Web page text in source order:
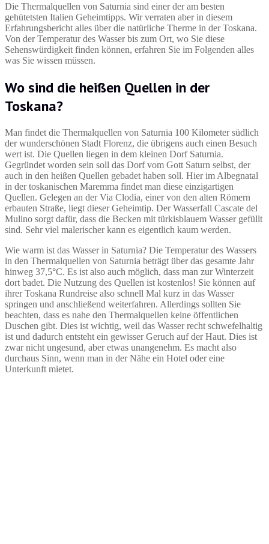
Die Thermalquellen von Saturnia sind einer der am besten
gehütetsten Italien Geheimtipps. Wir verraten aber in diesem
Erfahrungsbericht alles über die natürliche Therme in der Toskana.
Von der Temperatur des Wasser bis zum Ort, wo Sie diese
Sehenswürdigkeit finden können, erfahren Sie im Folgenden alles
was Sie wissen müssen.
Wo sind die heißen Quellen in der
Toskana?
Man findet die Thermalquellen von Saturnia 100 Kilometer südlich
der wunderschönen Stadt Florenz, die übrigens auch einen Besuch
wert ist. Die Quellen liegen in dem kleinen Dorf Saturnia.
Gegründet worden sein soll das Dorf vom Gott Saturn selbst, der
auch in den heißen Quellen gebadet haben soll. Hier im Albegnatal
in der toskanischen Maremma findet man diese einzigartigen
Quellen. Gelegen an der Via Clodia, einer von den alten Römern
erbauten Straße, liegt dieser Geheimtip. Der Wasserfall Cascate del
Mulino sorgt dafür, dass die Becken mit türkisblauem Wasser gefüllt
sind. Sehr viel malerischer kann es eigentlich kaum werden.
Wie warm ist das Wasser in Saturnia? Die Temperatur des Wassers
in den Thermalquellen von Saturnia beträgt über das gesamte Jahr
hinweg 37,5°C. Es ist also auch möglich, dass man zur Winterzeit
dort badet. Die Nutzung des Quellen ist kostenlos! Sie können auf
ihrer Toskana Rundreise also schnell Mal kurz in das Wasser
springen und anschließend weiterfahren. Allerdings sollten Sie
beachten, dass es nahe den Thermalquellen keine öffentlichen
Duschen gibt. Dies ist wichtig, weil das Wasser recht schwefelhaltig
ist und dadurch entsteht ein gewisser Geruch auf der Haut. Dies ist
zwar nicht ungesund, aber etwas unangenehm. Es macht also
durchaus Sinn, wenn man in der Nähe ein Hotel oder eine
Unterkunft mietet.